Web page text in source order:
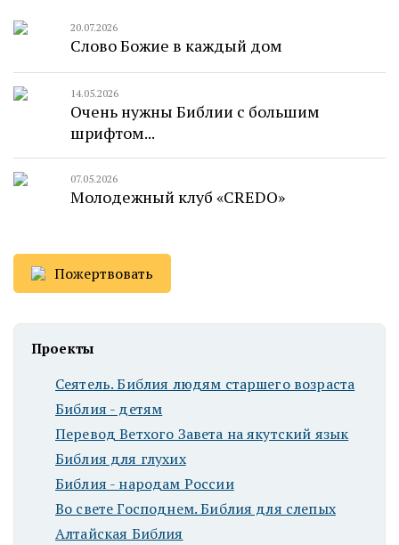
20.07.2026
Слово Божие в каждый дом
14.05.2026
Очень нужны Библии с большим
шрифтом...
07.05.2026
Молодежный клуб «CREDO»
Пожертвовать
Проекты
Сеятель. Библия людям старшего возраста
Библия - детям
Перевод Ветхого Завета на якутский язык
Библия для глухих
Библия - народам России
Во свете Господнем. Библия для слепых
Алтайская Библия